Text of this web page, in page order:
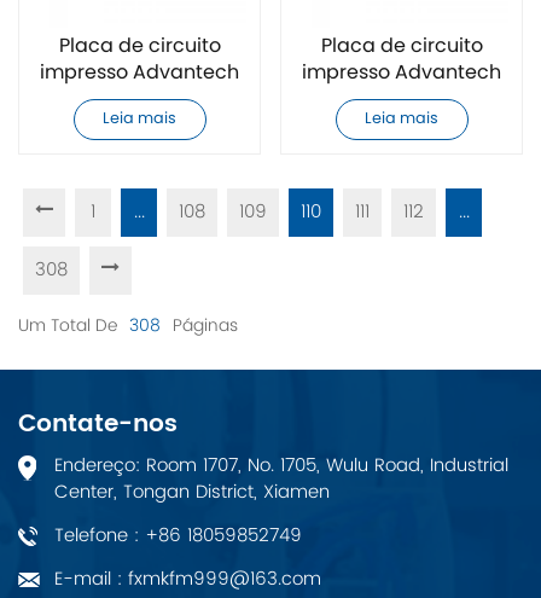
Placa de circuito
impresso Advantech
MIC-3396HD-M8E
CPCI original e nova
Leia mais
Placa de circuito
impresso Advantech
MIC-3396HC-M8E
CPCI original e nova
Leia mais
1 ... 108 109 110 111 112
...
308
Um Total De 308 Páginas
Contate-nos
Endereço: Room 1707, No. 1705, Wulu Road, Industrial
Center, Tongan District, Xiamen
Telefone : +86 18059852749
E-mail : fxmkfm999@163.com